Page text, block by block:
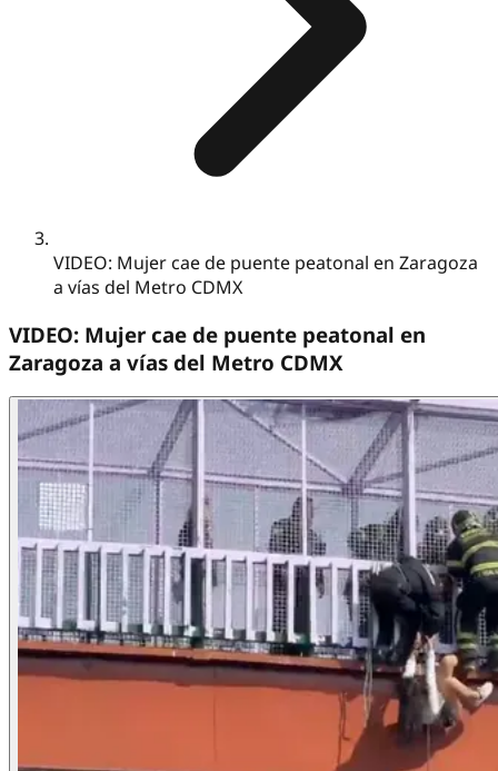
VIDEO: Mujer cae de puente peatonal en Zaragoza
a vías del Metro CDMX
VIDEO: Mujer cae de puente peatonal en
Zaragoza a vías del Metro CDMX